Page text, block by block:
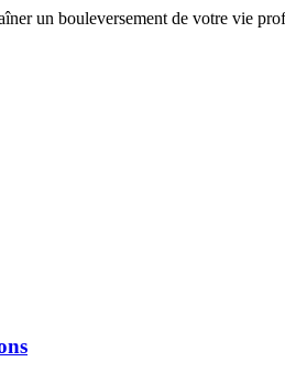
un bouleversement de votre vie